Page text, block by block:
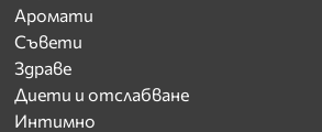
Аромати
Съвети
Здраве
Диети и отслабване
Интимно